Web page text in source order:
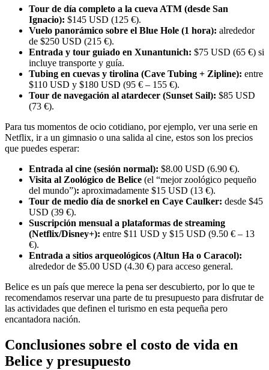
Tour de día completo a la cueva ATM (desde San
Ignacio): $145 USD (125 €).
Vuelo panorámico sobre el Blue Hole (1 hora): alrededor
de $250 USD (215 €).
Entrada y tour guiado en Xunantunich: $75 USD (65 €) si
incluye transporte y guía.
Tubing en cuevas y tirolina (Cave Tubing + Zipline): entre
$110 USD y $180 USD (95 € – 155 €).
Tour de navegación al atardecer (Sunset Sail): $85 USD
(73 €).
Para tus momentos de ocio cotidiano, por ejemplo, ver una serie en
Netflix, ir a un gimnasio o una salida al cine, estos son los precios
que puedes esperar:
Entrada al cine (sesión normal): $8.00 USD (6.90 €).
Visita al Zoológico de Belice (el “mejor zoológico pequeño
del mundo”): aproximadamente $15 USD (13 €).
Tour de medio día de snorkel en Caye Caulker: desde $45
USD (39 €).
Suscripción mensual a plataformas de streaming
(Netflix/Disney+): entre $11 USD y $15 USD (9.50 € – 13
€).
Entrada a sitios arqueológicos (Altun Ha o Caracol):
alrededor de $5.00 USD (4.30 €) para acceso general.
Belice es un país que merece la pena ser descubierto, por lo que te
recomendamos reservar una parte de tu presupuesto para disfrutar de
las actividades que definen el turismo en esta pequeña pero
encantadora nación.
Conclusiones sobre el costo de vida en
Belice y presupuesto